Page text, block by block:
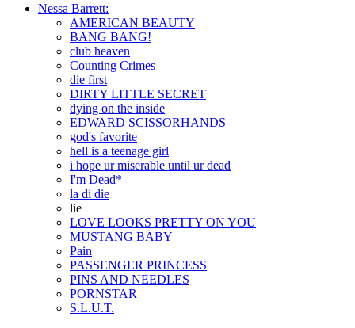
Nessa Barrett:
AMERICAN BEAUTY
BANG BANG!
club heaven
Counting Crimes
die first
DIRTY LITTLE SECRET
dying on the inside
EDWARD SCISSORHANDS
god's favorite
hell is a teenage girl
i hope ur miserable until ur dead
I'm Dead*
la di die
lie
LOVE LOOKS PRETTY ON YOU
MUSTANG BABY
Pain
PASSENGER PRINCESS
PINS AND NEEDLES
PORNSTAR
S.L.U.T.